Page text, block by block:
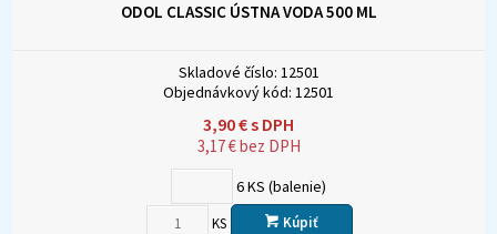
ODOL CLASSIC ÚSTNA VODA 500 ML
Skladové číslo: 12501
Objednávkový kód: 12501
3,90€s DPH
3,17€bez DPH
6KS (balenie)
KS Kúpiť